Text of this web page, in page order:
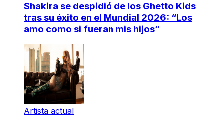
Shakira se despidió de los Ghetto Kids
tras su éxito en el Mundial 2026: “Los
amo como si fueran mis hijos”
Artista actual